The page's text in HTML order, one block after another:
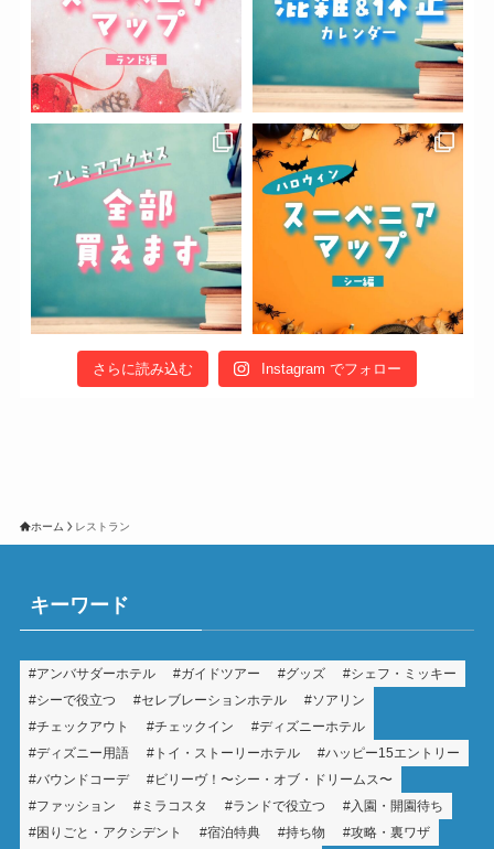
さらに読み込む Instagram でフォロー
ホーム レストラン
キーワード
アンバサダーホテル ガイドツアー グッズ
シェフ・ミッキー
シーで役立つ
セレブレーションホテル
ソアリン
チェックアウト
チェックイン
ディズニーホテル
ディズニー用語
トイ・ストーリーホテル
ハッピー15エントリー
バウンドコーデ
ビリーヴ！〜シー・オブ・ドリームス〜
ファッション
ミラコスタ ランドで役立つ
入園・開園待ち
困りごと・アクシデント
宿泊特典 持ち物
攻略・裏ワザ